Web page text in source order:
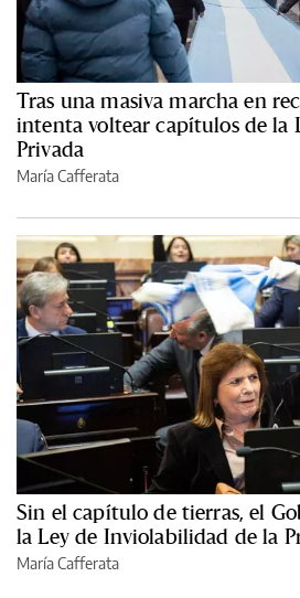
Tras una masiva marcha en
intenta voltear capítulos de la
Privada
María Cafferata
Sin el capítulo de tierras, el
la Ley de Inviolabilidad de la
María Cafferata